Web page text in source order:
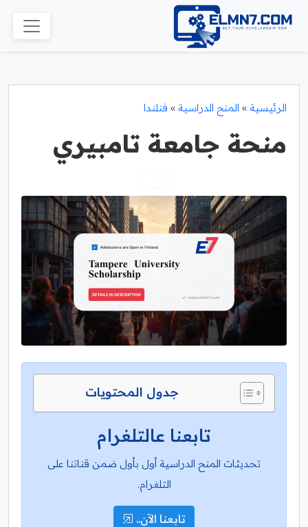
الرئيسية » المنح الدراسية » فنلندا
منحة جامعة تامبيري
جدول المحتويات
تابعنا عالتلغرام
تحديثات المنح الدراسية أول بأول ضمن قناتنا على
التلغرام.
تابعنا الآن..